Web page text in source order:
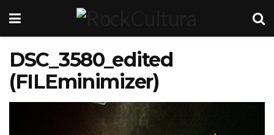
DSC_3580_edited
(FILEminimizer)